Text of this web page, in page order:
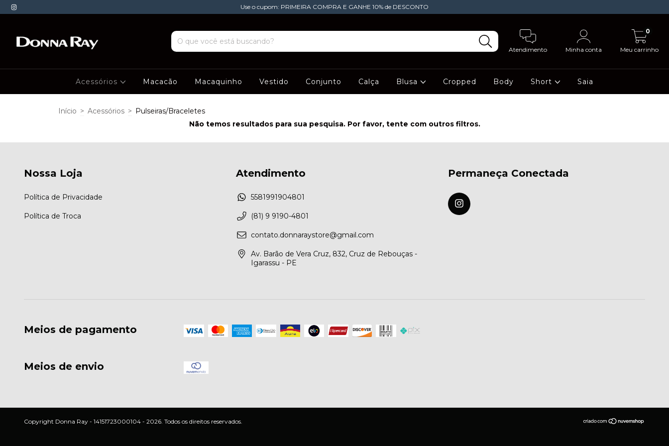
Use o cupom: PRIMEIRA COMPRA E GANHE 10% de DESCONTO
Atendimento Minha conta Meu carrinho
0
Acessórios Macacão Macaquinho Vestido Conjunto Calça Blusa Cropped Body Short Saia
Início > Acessórios > Pulseiras/Braceletes
Não temos resultados para sua pesquisa. Por favor, tente com outros filtros.
Nossa Loja
Política de Privacidade
Política de Troca
Atendimento
5581991904801
(81) 9 9190-4801
contato.donnaraystore@gmail.com
Av. Barão de Vera Cruz, 832, Cruz de Rebouças -
Igarassu - PE
Permaneça Conectada
Meios de pagamento
Meios de envio
Copyright Donna Ray - 14151723000104 - 2026. Todos os direitos reservados.